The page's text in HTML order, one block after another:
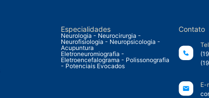
Especialidades
Neurologia - Neurocirurgia -
Neurofisiologia - Neuropsicologia -
Acupuntura
Eletroneuromiografia -
Eletroencefalograma - Polissonografia
- Potenciais Evocados
Contato
E-